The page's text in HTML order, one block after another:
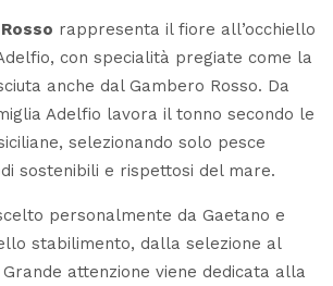
rappresenta il fiore all’occhiello
con specialità pregiate come la
anche dal Gambero Rosso. Da
Adelfio lavora il tonno secondo le
selezionando solo pesce
sostenibili e rispettosi del mare.
personalmente da Gaetano e
stabilimento, dalla selezione al
attenzione viene dedicata alla